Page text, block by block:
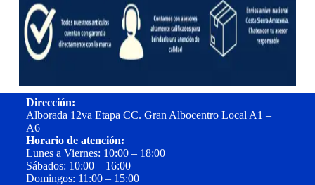
Dirección:
Alborada 12va Etapa CC. Gran Albocentro Local A1 –
A6
Horario de atención:
Lunes a Viernes: 10:00 – 18:00
Sábados: 10:00 – 16:00
Domingos: 11:00 – 15:00